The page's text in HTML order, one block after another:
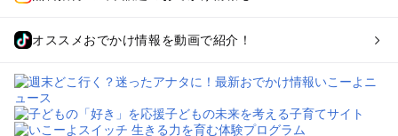
オススメおでかけ情報を動画で紹介！